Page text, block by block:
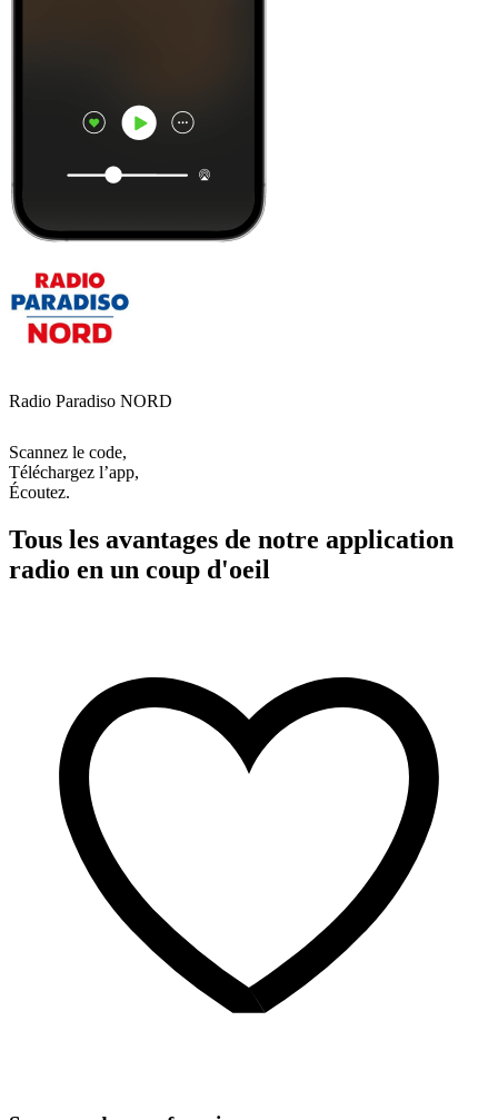
Radio Paradiso NORD
Scannez le code,
Téléchargez l’app,
Écoutez.
Tous les avantages de notre application
radio en un coup d'oeil